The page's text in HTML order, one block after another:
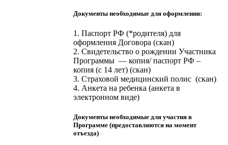
Документы необходимые для оформления:
1. Паспорт РФ (*родителя) для
оформления Договора (скан)
2. Свидетельство о рождении Участника
Программы — копия/ паспорт РФ –
копия (с 14 лет) (скан)
3. Страховой медицинский полис (скан)
4. Анкета на ребенка (анкета в
электронном виде)
Документы необходимые для участия в
Программе (предоставляются на момент
отъезда)